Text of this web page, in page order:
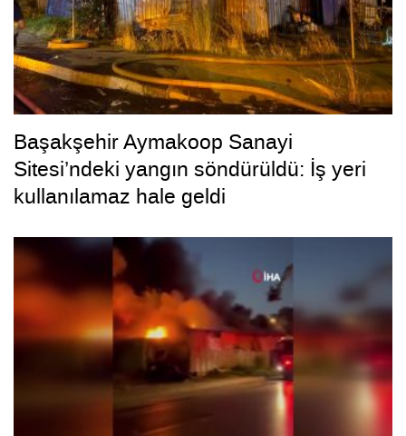
Başakşehir Aymakoop Sanayi
Sitesi’ndeki yangın söndürüldü: İş yeri
kullanılamaz hale geldi